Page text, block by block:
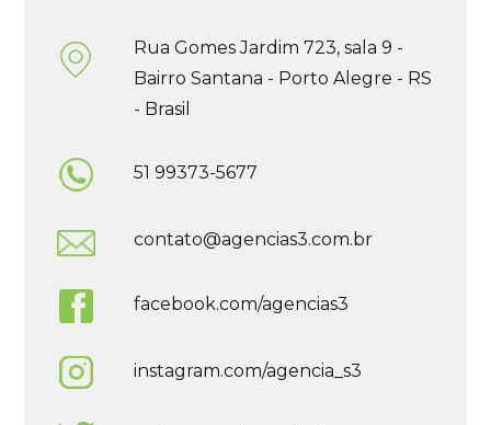
Rua Gomes Jardim 723, sala 9 -
Bairro Santana - Porto Alegre - RS
- Brasil
51 99373-5677
contato@agencias3.com.br
facebook.com/agencias3
instagram.com/agencia_s3